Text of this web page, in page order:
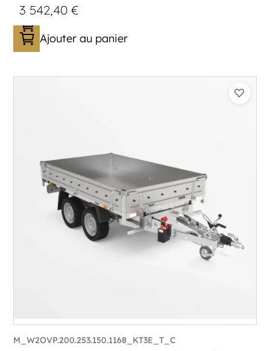
Longueur utile (mm) :2530
Plancher :Plancher en Acier
3 542,40€
Ajouter au panier
M_W2OVP.200.253.150.1168_KT3E_T_C